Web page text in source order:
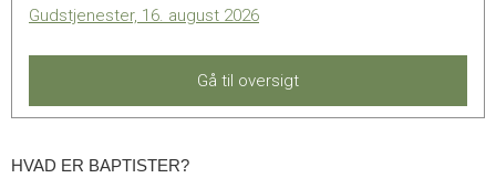
Gudstjenester, 16. august 2026
Gå til oversigt
Hvad
HVAD ER BAPTISTER?